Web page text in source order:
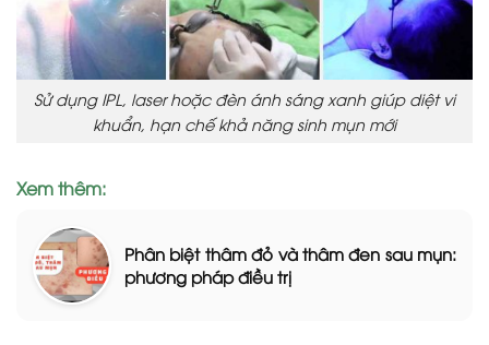
Sử dụng IPL, laser hoặc đèn ánh sáng xanh giúp diệt vi
khuẩn, hạn chế khả năng sinh mụn mới
Xem thêm:
Phân biệt thâm đỏ và thâm đen sau mụn:
phương pháp điều trị